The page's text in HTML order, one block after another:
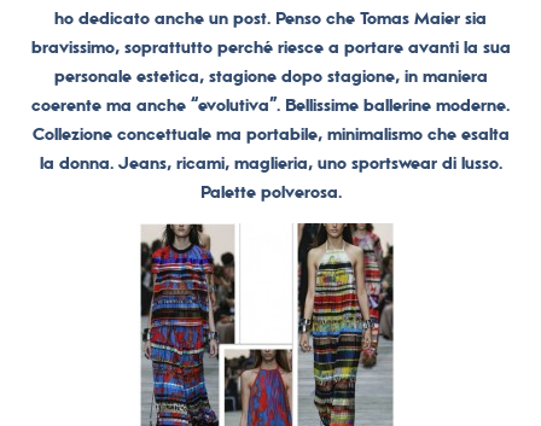
ho dedicato anche un post. Penso che Tomas Maier sia
bravissimo, soprattutto perché riesce a portare avanti la sua
personale estetica, stagione dopo stagione, in maniera
coerente ma anche “evolutiva”. Bellissime ballerine moderne.
Collezione concettuale ma portabile, minimalismo che esalta
la donna. Jeans, ricami, maglieria, uno sportswear di lusso.
Palette polverosa.